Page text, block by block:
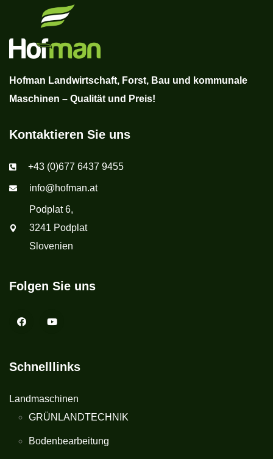
Hofman Landwirtschaft, Forst, Bau und kommunale
Maschinen – Qualität und Preis!
Kontaktieren Sie uns
+43 (0)677 6437 9455
info@hofman.at
Podplat 6,
3241 Podplat
Slovenien
Folgen Sie uns
Schnelllinks
Landmaschinen
GRÜNLANDTECHNIK
Bodenbearbeitung